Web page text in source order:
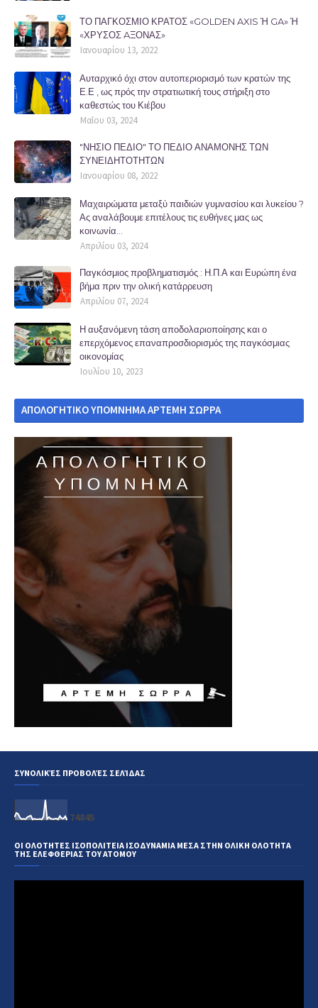
ΤΟ ΠΑΓΚΟΣΜΙΟ ΚΡΑΤΟΣ «GOLDEN AXIS Ή GA» Ή
«ΧΡΥΣΟΣ AΞΟΝΑΣ»
Ιανουαρίου 13, 2022
Αυταρχικό όχι στον αυτοπεριορισμό των κρατών της
Ε.Ε , ως πρός την στρατιωτική τους στήριξη στο
καθεστώς του Κιέβου
Μαΐου 03, 2024
"ΝΗΣΙΟ ΠΕΔΙΟ" ΤΟ ΠΕΔΙΟ ΑΝΑΜΟΝΗΣ ΤΩΝ
ΣΥΝΕΙΔΗΤΟΤΗΤΩΝ
Ιανουαρίου 08, 2022
Μαχαιρώματα μεταξύ παιδιών γυμνασίου και λυκείου ?
Ας αναλάβουμε επιτέλους τις ευθήνες μας ως
κοινωνία...
Απριλίου 03, 2024
Παγκόσμιος προβληματισμός : Η.Π.Α και Ευρώπη ένα
βήμα πριν την ολική κατάρρευση
Απριλίου 07, 2024
Η αυξανόμενη τάση αποδολαριοποίησης και ο
επερχόμενος επαναπροσδιορισμός της παγκόσμιας
οικονομίας
Ιουλίου 10, 2023
ΑΠΟΛΟΓΗΤΙΚΟ ΥΠΟΜΝΗΜΑ ΑΡΤΕΜΗ ΣΩΡΡΑ
ΣΥΝΟΛΙΚΈΣ ΠΡΟΒΟΛΈΣ ΣΕΛΊΔΑΣ
74845
ΟΙ ΟΛΟΤΗΤΕΣ ΙΣΟΠΟΛΙΤΕΙΑ ΙΣΟΔΥΝΑΜΙΑ ΜΕΣΑ ΣΤΗΝ ΟΛΙΚΗ ΟΛΟΤΗΤΑ
ΤΗΣ ΕΛΕΦΘΕΡΙΑΣ ΤΟΥ ΑΤΟΜΟΥ